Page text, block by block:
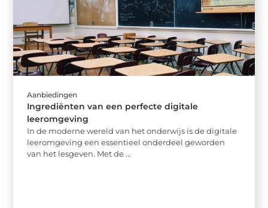
Aanbiedingen
Ingrediënten van een perfecte digitale
leeromgeving
In de moderne wereld van het onderwijs is de digitale
leeromgeving een essentieel onderdeel geworden
van het lesgeven. Met de ...